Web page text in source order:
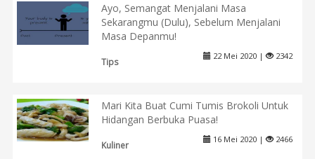
Ayo, Semangat Menjalani Masa
Sekarangmu (Dulu), Sebelum Menjalani
Masa Depanmu!
Tips
22 Mei 2020 | 2342
Mari Kita Buat Cumi Tumis Brokoli Untuk
Hidangan Berbuka Puasa!
Kuliner
16 Mei 2020 | 2466